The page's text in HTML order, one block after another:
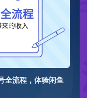
全流程，体验闲鱼